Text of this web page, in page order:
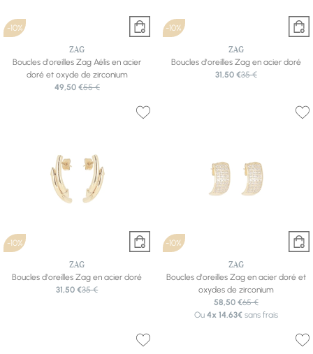
-10%
ZAG
Boucles d'oreilles Zag Aélis en acier
doré et oxyde de zirconium
49,50 €55 €
-10%
ZAG
Boucles d'oreilles Zag en acier doré
31,50 €35 €
-10%
ZAG
Boucles d'oreilles Zag en acier doré
31,50 €35 €
-10%
ZAG
Boucles d'oreilles Zag en acier doré et
oxydes de zirconium
58,50 €65 €
Ou 4x 14.63€sans frais